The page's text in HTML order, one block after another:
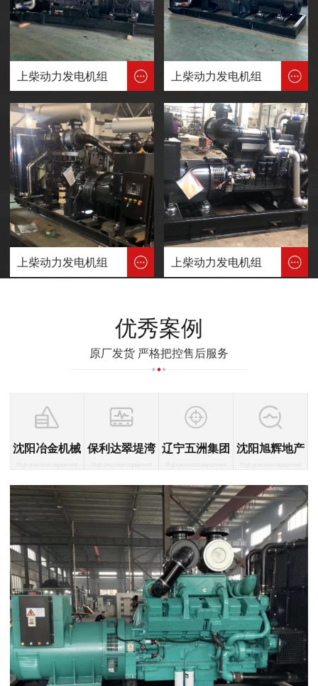
上柴动力发电机组 上柴动力发电机组
上柴动力发电机组 上柴动力发电机组
优秀案例
原厂发货 严格把控售后服务
沈阳冶金机械 保利达翠堤湾 辽宁五洲集团 沈阳旭辉地产